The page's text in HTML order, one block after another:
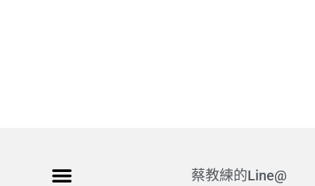
蔡教練的Line@